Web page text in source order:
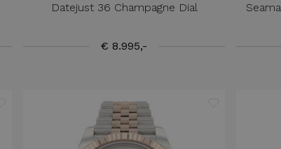
Datejust 36 Champagne Dial
€ 8.995,-